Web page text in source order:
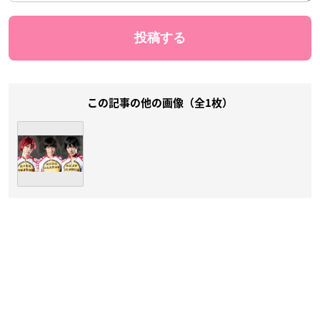
この記事の他の画像（全1枚）